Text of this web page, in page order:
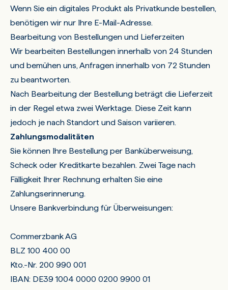
Wenn Sie ein digitales Produkt als Privatkunde bestellen,
benötigen wir nur Ihre E-Mail-Adresse.
Bearbeitung von Bestellungen und Lieferzeiten
Wir bearbeiten Bestellungen innerhalb von 24 Stunden
und bemühen uns, Anfragen innerhalb von 72 Stunden
zu beantworten.
Nach Bearbeitung der Bestellung beträgt die Lieferzeit
in der Regel etwa zwei Werktage. Diese Zeit kann
jedoch je nach Standort und Saison variieren.
Zahlungsmodalitäten
Sie können Ihre Bestellung per Banküberweisung,
Scheck oder Kreditkarte bezahlen. Zwei Tage nach
Fälligkeit Ihrer Rechnung erhalten Sie eine
Zahlungserinnerung.
Unsere Bankverbindung für Überweisungen:
Commerzbank AG
BLZ 100 400 00
Kto.-Nr. 200 990 001
IBAN: DE39 1004 0000 0200 9900 01